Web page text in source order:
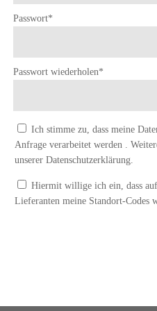
Pflichtfeld
Passwort*
Pflichtfeld
Passwort wiederholen*
Ich stimme zu, dass meine
Anfrage verarbeitet werden .
unserer Datenschutzerklärung.
Hiermit willige ich ein, dass
Lieferanten meine Standort-Codes